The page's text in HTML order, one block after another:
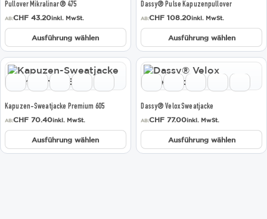
Pullover Mikralinar® 475
AB:CHF 43.20inkl. MwSt.
Ausführung wählen
Varianten
auf.
Die
Optionen
können
auf
der
Produktseite
werden
Dassy® Pulse Kapuzenpullover
AB:CHF 108.20inkl. MwSt.
Ausführung wählen
Varianten
auf.
Die
Optionen
können
auf
der
Produktseite
werden
Kapuzen-Sweatjacke Premium 605
AB:CHF 70.40inkl. MwSt.
Ausführung wählen
Dieses
Produkt
weist
mehrere
Varianten
auf.
Die
Optionen
können
Dassy® Velox Sweatjacke
AB:CHF 77.00inkl. MwSt.
Ausführung wählen
Dieses
Produkt
weist
mehrere
Varianten
auf.
Die
Optionen
können